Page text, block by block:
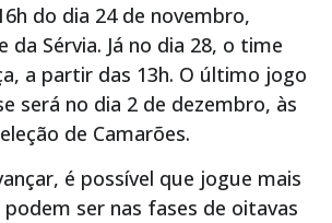
do dia 24 de novembro,
da Sérvia. Já no dia 28, o time
a partir das 13h. O último jogo
será no dia 2 de dezembro, às
de Camarões.
é possível que jogue mais
podem ser nas fases de oitavas